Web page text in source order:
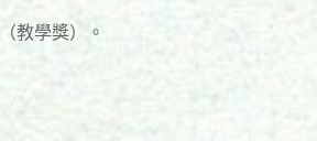
教學獎）。